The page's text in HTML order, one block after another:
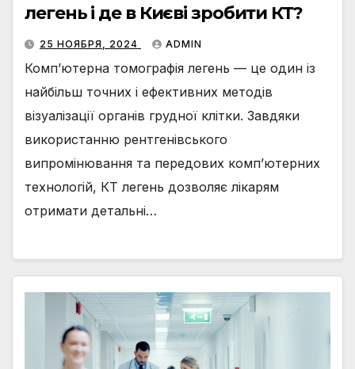
легень і де в Києві зробити КТ?
25 НОЯБРЯ, 2024 ADMIN
Комп’ютерна томографія легень — це один із
найбільш точних і ефективних методів
візуалізації органів грудної клітки. Завдяки
використанню рентгенівського
випромінювання та передових комп’ютерних
технологій, КТ легень дозволяє лікарям
отримати детальні…